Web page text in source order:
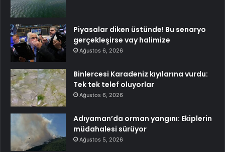
Piyasalar diken üstünde! Bu senaryo
gerçekleşirse vay halimize
Ağustos 6, 2026
Binlercesi Karadeniz kıyılarına vurdu:
Tek tek telef oluyorlar
Ağustos 6, 2026
Adıyaman’da orman yangını: Ekiplerin
müdahalesi sürüyor
Ağustos 5, 2026